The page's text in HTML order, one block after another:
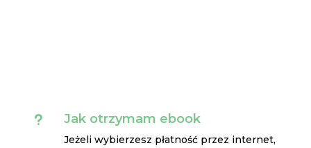
u Jak otrzymam ebook
Jeżeli wybierzesz płatność przez internet,